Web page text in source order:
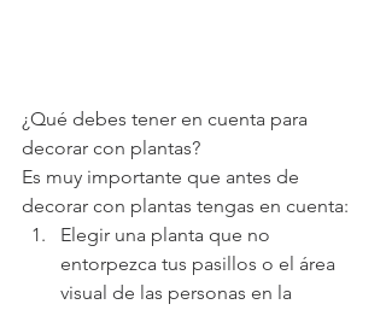
¿Qué debes tener en cuenta para
decorar con plantas?
Es muy importante que antes de
decorar con plantas tengas en cuenta:
Elegir una planta que no
entorpezca tus pasillos o el área
visual de las personas en la